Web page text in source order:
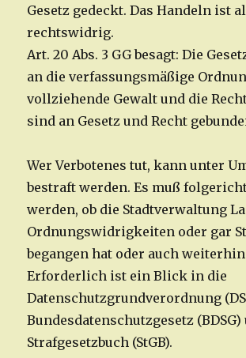
Gesetz gedeckt. Das Handeln ist
rechtswidrig.
Art. 20 Abs. 3 GG besagt: Die
an die verfassungsmäßige
vollziehende Gewalt und die
sind an Gesetz und Recht
Wer Verbotenes tut, kann unter
bestraft werden. Es muß
werden, ob die Stadtverwaltung
Ordnungswidrigkeiten oder gar
begangen hat oder auch weiterhin
Erforderlich ist ein Blick in die
Datenschutzgrundverordnung
Bundesdatenschutzgesetz (BDSG)
Strafgesetzbuch (StGB).